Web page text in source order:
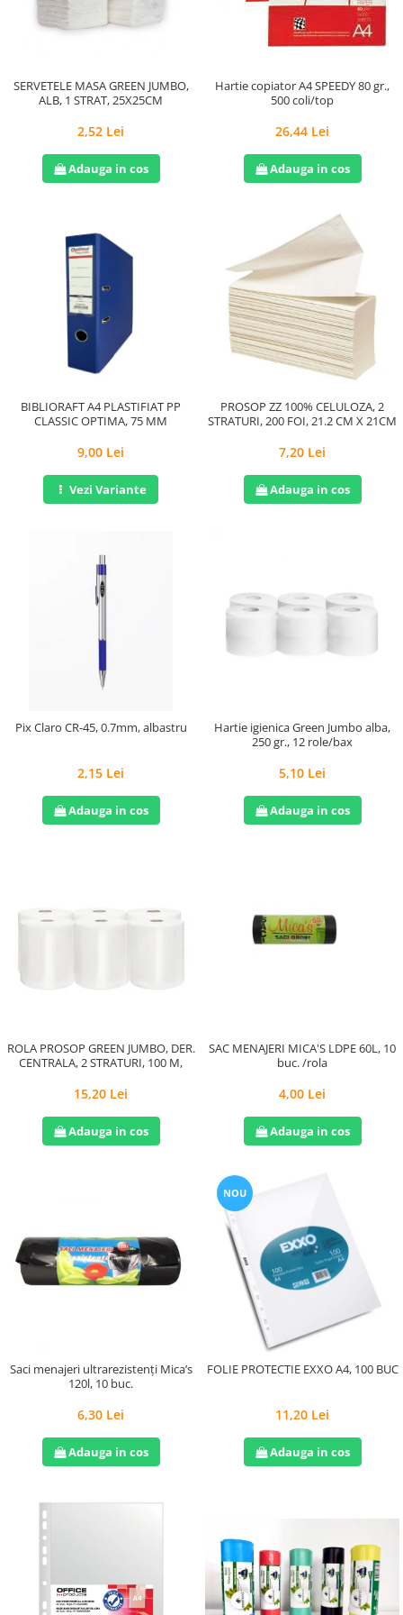
Lavete și bureți
Mopuri
Mănuși
Odorizante cameră/auto
Odorizante toaletă
Pahare și accesorii
Dispensere/dozatoare
Servețele umede
Plicuri
Tuș & more
SERVETELE MASA GREEN JUMBO,
ALB, 1 STRAT, 25X25CM
2,52 Lei
Adauga in cos
Hartie copiator A4 SPEEDY 80 gr.,
500 coli/top
26,44 Lei
Adauga in cos
BIBLIORAFT A4 PLASTIFIAT PP
CLASSIC OPTIMA, 75 MM
9,00 Lei
Vezi Variante
PROSOP ZZ 100% CELULOZA, 2
STRATURI, 200 FOI, 21.2 CM X 21CM
7,20 Lei
Adauga in cos
Pix Claro CR-45, 0.7mm, albastru
2,15 Lei
Adauga in cos
Hartie igienica Green Jumbo alba,
250 gr., 12 role/bax
5,10 Lei
Adauga in cos
ROLA PROSOP GREEN JUMBO, DER.
CENTRALA, 2 STRATURI, 100 M,
15,20 Lei
Adauga in cos
SAC MENAJERI MICA'S LDPE 60L, 10
buc. /rola
4,00 Lei
Adauga in cos
Saci menajeri ultrarezistenți Mica’s
120l, 10 buc.
6,30 Lei
Adauga in cos
NOU
FOLIE PROTECTIE EXXO A4, 100 BUC
11,20 Lei
Adauga in cos